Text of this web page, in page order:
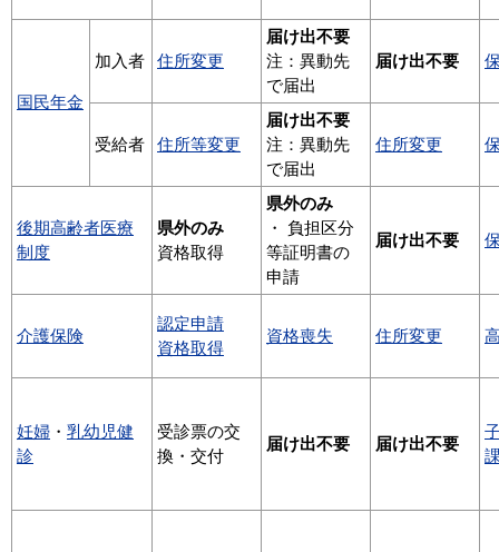
国民年金
加入者 住所変更
届け出不要
注：異動先
で届出
届け出不要
受給者 住所等変更
届け出不要
注：異動先
で届出
住所変更
後期高齢者医療
制度
県外のみ
資格取得
県外のみ
・ 負担区分
等証明書の
申請
届け出不要
介護保険
認定申請
資格取得
資格喪失 住所変更
妊婦 ・ 乳幼児健
診
受診票の交
換・交付
届け出不要 届け出不要